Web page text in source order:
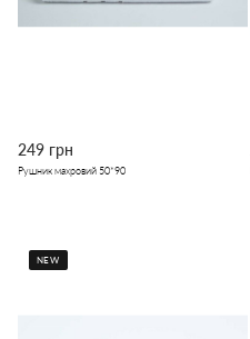
249 грн
Рушник махровий 50*90
NEW